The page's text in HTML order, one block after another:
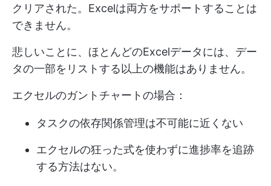
クリアされた。Excelは両方をサポートすることは
できません。
悲しいことに、ほとんどのExcelデータには、デー
タの一部をリストする以上の機能はありません。
エクセルのガントチャートの場合：
タスクの依存関係管理は不可能に近くない
エクセルの狂った式を使わずに進捗率を追跡
する方法はない。